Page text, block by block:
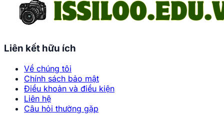
Liên kết hữu ích
Về chúng tôi
Chính sách bảo mật
Điều khoản và điều kiện
Liên hệ
Câu hỏi thường gặp